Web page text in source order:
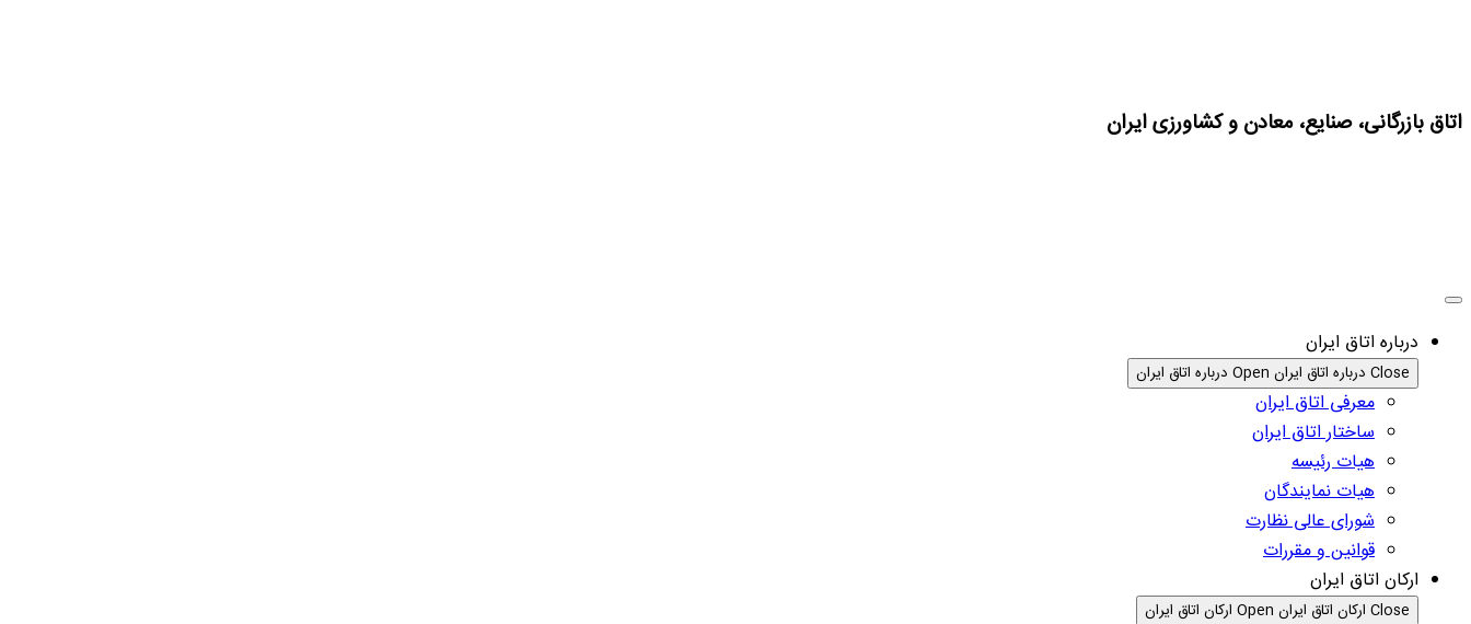
اتاق بازرگانی، صنایع، معادن و کشاورزی ایران
درباره اتاق ایران
Close درباره اتاق ایران Open درباره اتاق ایران
معرفی اتاق ایران
ساختار اتاق ایران
هیات رئیسه
هیات نمایندگان
شورای عالی نظارت
قوانین و مقررات
ارکان اتاق ایران
Close ارکان اتاق ایران Open ارکان اتاق ایران